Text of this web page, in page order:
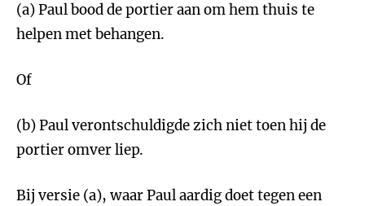
(a) Paul bood de portier aan om hem thuis te
helpen met behangen.
Of
(b) Paul verontschuldigde zich niet toen hij de
portier omver liep.
Bij versie (a), waar Paul aardig doet tegen een